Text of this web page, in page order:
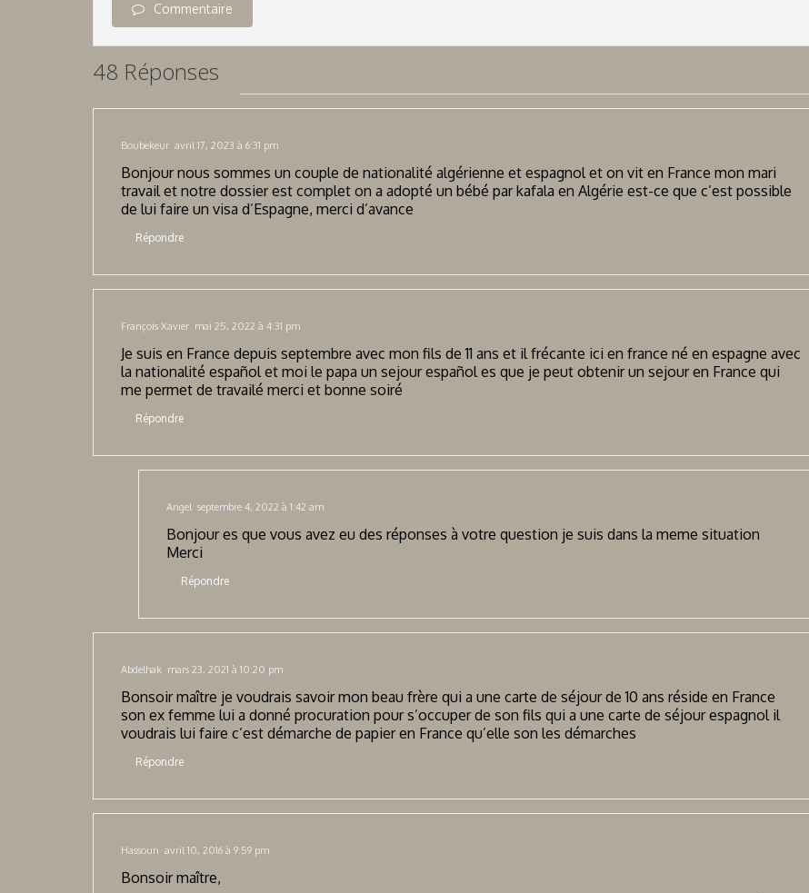
Commentaire
48 Réponses
Boubekeur avril 17, 2023 à 6:31 pm
Bonjour nous sommes un couple de nationalité algérienne et espagnol et on vit en France mon mari
travail et notre dossier est complet on a adopté un bébé par kafala en Algérie est-ce que c’est possible
de lui faire un visa d’Espagne, merci d’avance
Répondre
François Xavier mai 25, 2022 à 4:31 pm
Je suis en France depuis septembre avec mon fils de 11 ans et il frécante ici en france né en espagne avec
la nationalité español et moi le papa un sejour español es que je peut obtenir un sejour en France qui
me permet de travailé merci et bonne soiré
Répondre
Angel septembre 4, 2022 à 1:42 am
Bonjour es que vous avez eu des réponses à votre question je suis dans la meme situation
Merci
Répondre
Abdelhak mars 23, 2021 à 10:20 pm
Bonsoir maître je voudrais savoir mon beau frère qui a une carte de séjour de 10 ans réside en France
son ex femme lui a donné procuration pour s’occuper de son fils qui a une carte de séjour espagnol il
voudrais lui faire c’est démarche de papier en France qu’elle son les démarches
Répondre
Hassoun avril 10, 2016 à 9:59 pm
Bonsoir maître,